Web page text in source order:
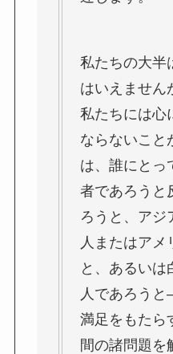
私たちの大半
はいえません
私たちには心
ならないこと
は、誰にと
者であろうと
ろうと、アジ
人またはアメ
と、あるいは
人であろう
満足をもたら
間の諸問題を